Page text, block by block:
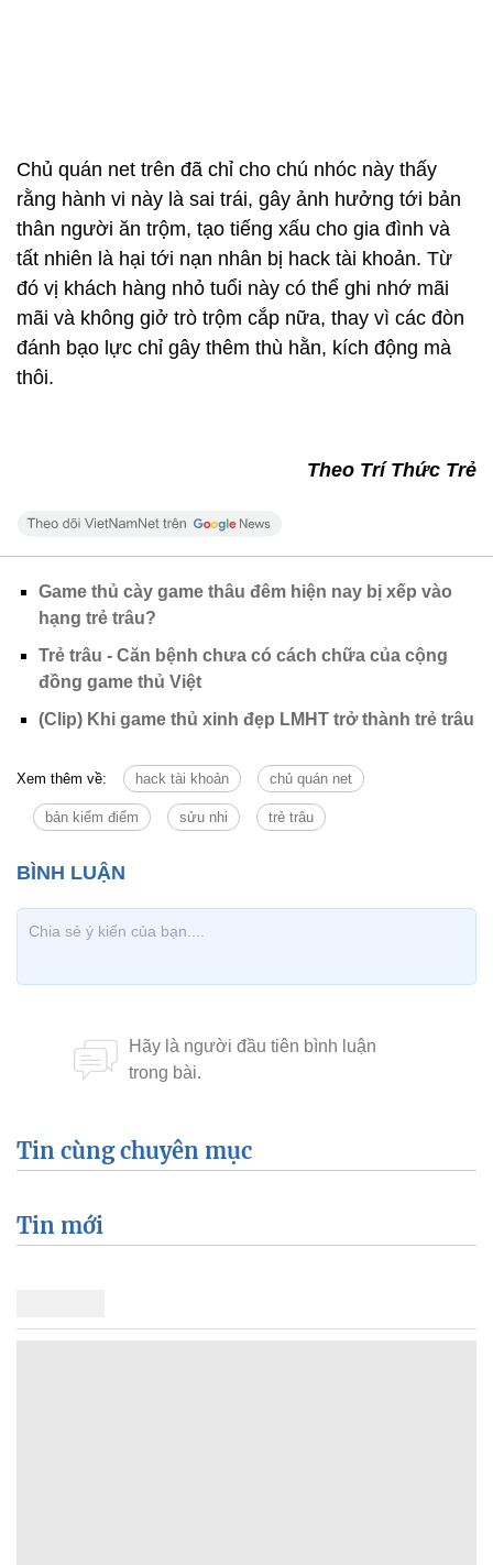
Chủ quán net trên đã chỉ cho chú nhóc này thấy
rằng hành vi này là sai trái, gây ảnh hưởng tới bản
thân người ăn trộm, tạo tiếng xấu cho gia đình và
tất nhiên là hại tới nạn nhân bị hack tài khoản. Từ
đó vị khách hàng nhỏ tuổi này có thể ghi nhớ mãi
mãi và không giở trò trộm cắp nữa, thay vì các đòn
đánh bạo lực chỉ gây thêm thù hằn, kích động mà
thôi.
Theo Trí Thức Trẻ
Game thủ cày game thâu đêm hiện nay bị xếp vào
hạng trẻ trâu?
Trẻ trâu - Căn bệnh chưa có cách chữa của cộng
đồng game thủ Việt
(Clip) Khi game thủ xinh đẹp LMHT trở thành trẻ trâu
Xem thêm về: hack tài khoản chủ quán net
bản kiểm điểm sửu nhi trẻ trâu
Tin cùng chuyên mục
Tin mới